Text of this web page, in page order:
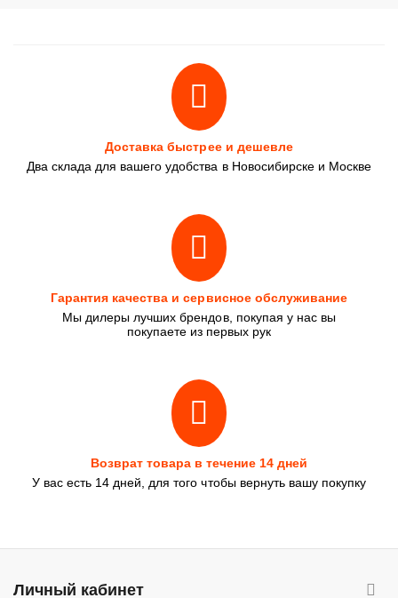
Доставка быстрее и дешевле
Два склада для вашего удобства в Новосибирске и Москве
Гарантия качества и сервисное обслуживание
Мы дилеры лучших брендов, покупая у нас вы
покупаете из первых рук
Возврат товара в течение 14 дней
У вас есть 14 дней, для того чтобы вернуть вашу покупку
Личный кабинет